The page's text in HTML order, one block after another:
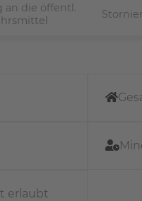
an die öffentl.
erlaubt